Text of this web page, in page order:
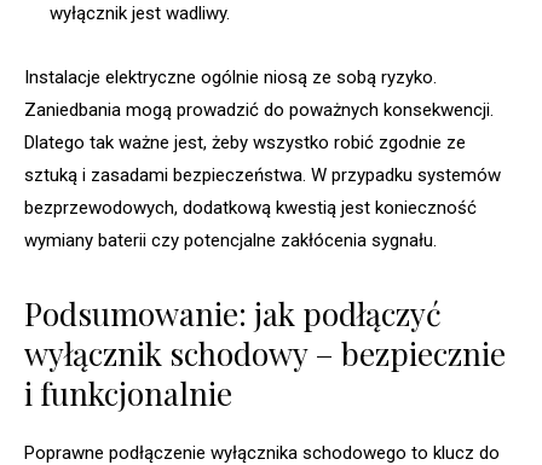
wyłącznik jest wadliwy.
Instalacje elektryczne ogólnie niosą ze sobą ryzyko.
Zaniedbania mogą prowadzić do poważnych konsekwencji.
Dlatego tak ważne jest, żeby wszystko robić zgodnie ze
sztuką i zasadami bezpieczeństwa. W przypadku systemów
bezprzewodowych, dodatkową kwestią jest konieczność
wymiany baterii czy potencjalne zakłócenia sygnału.
Podsumowanie: jak podłączyć
wyłącznik schodowy – bezpiecznie
i funkcjonalnie
Poprawne podłączenie wyłącznika schodowego to klucz do